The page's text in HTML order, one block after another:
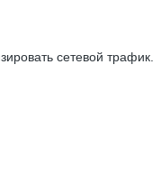
сетевой трафик.